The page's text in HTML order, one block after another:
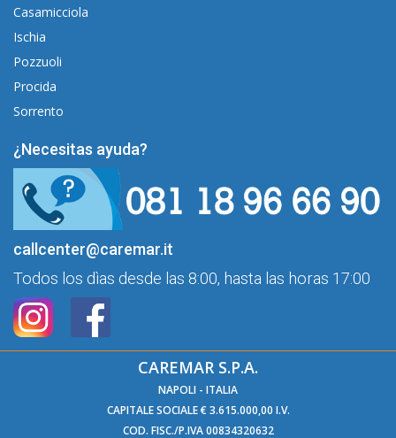
Casamicciola
Ischia
Pozzuoli
Procida
Sorrento
¿Necesitas ayuda?
callcenter@caremar.it
Todos los dìas desde las 8:00, hasta las horas 17:00
CAREMAR S.P.A.
NAPOLI - ITALIA
CAPITALE SOCIALE € 3.615.000,00 I.V.
COD. FISC./P.IVA 00834320632